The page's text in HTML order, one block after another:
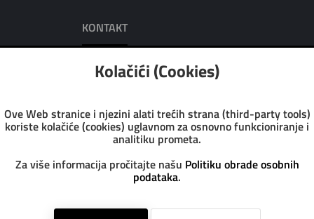
KONTAKT
AUREA D.O.O.
Adresa: Dobrilina 7, 52100 Pula
Tel: 052/223-951
Fax: 052/223-972
Email: info@aurea.hr
Pon-Pet: 7:30 - 14:30
Sub: 8:00 - 13:00
Kolačići (Cookies)
Ove Web stranice i njezini alati trećih strana (third-party tools)
koriste kolačiće (cookies) uglavnom za osnovno funkcioniranje i
analitiku prometa.
Za više informacija pročitajte našu Politiku obrade osobnih
podataka.